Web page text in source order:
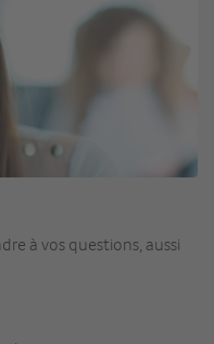
à vos questions, aussi